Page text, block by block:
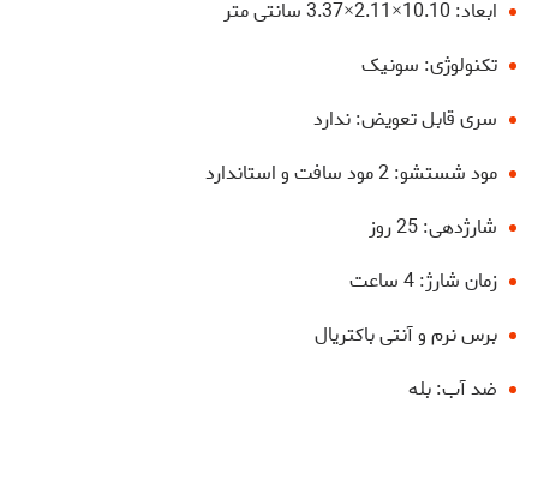
ابعاد: 10.10×2.11×3.37 سانتی متر
تکنولوژی: سونیک
سری قابل تعویض: ندارد
مود شستشو: 2 مود سافت و استاندارد
شارژدهی: 25 روز
زمان شارژ: 4 ساعت
برس نرم و آنتی باکتریال
ضد آب: بله